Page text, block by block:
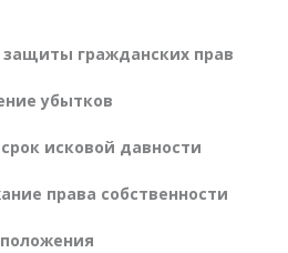
защиты гражданских прав
убытков
исковой давности
права собственности